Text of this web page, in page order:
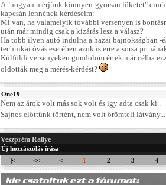
A "hogyan mérjünk könnyen-gyorsan löketet"
kapcsán lennének kérdéseim:
Mi van, ha valamelyik további versenyen is
után már mindig csak a kizárás lesz a válasz?
Ha több ilyen autó indulna a hazai bajnokságban -
technikai óvás esetében azok is erre a sorsa
Külföldi versenyeken gondolom értek már célba
oldották meg a mérés-kérdést?
One19
Nem az árok volt más sok volt és igy adta csak ki .
Sajnos elöttünk történt, nem volt örömteli
Veszprém Rallye
Új hozzászólás írása
|<
<< < 1 2 3 4